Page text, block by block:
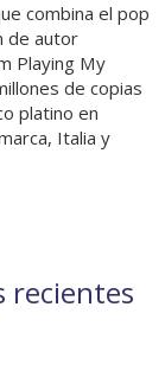
combina el pop
de autor
Playing My
de copias
platino en
Italia y
recientes